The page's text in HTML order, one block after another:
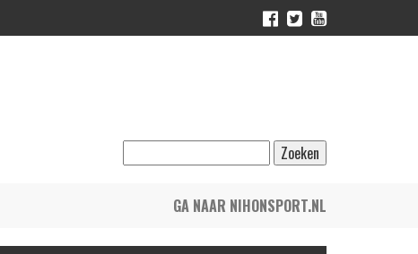
GA NAAR NIHONSPORT.NL